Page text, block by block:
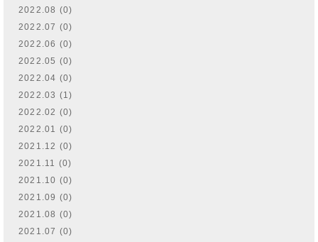
2022.08 (0)
2022.07 (0)
2022.06 (0)
2022.05 (0)
2022.04 (0)
2022.03 (1)
2022.02 (0)
2022.01 (0)
2021.12 (0)
2021.11 (0)
2021.10 (0)
2021.09 (0)
2021.08 (0)
2021.07 (0)